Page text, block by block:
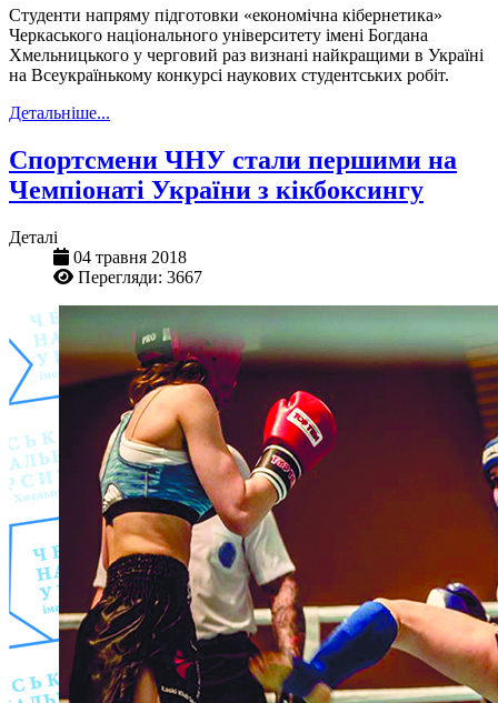
Студенти напряму підготовки «економічна кібернетика»
Черкаського національного університету імені Богдана
Хмельницького у черговий раз визнані найкращими в Україні
на Всеукраїнькому конкурсі наукових студентських робіт.
Детальніше...
Спортсмени ЧНУ стали першими на
Чемпіонаті України з кікбоксингу
Деталі
04 травня 2018
Перегляди: 3667